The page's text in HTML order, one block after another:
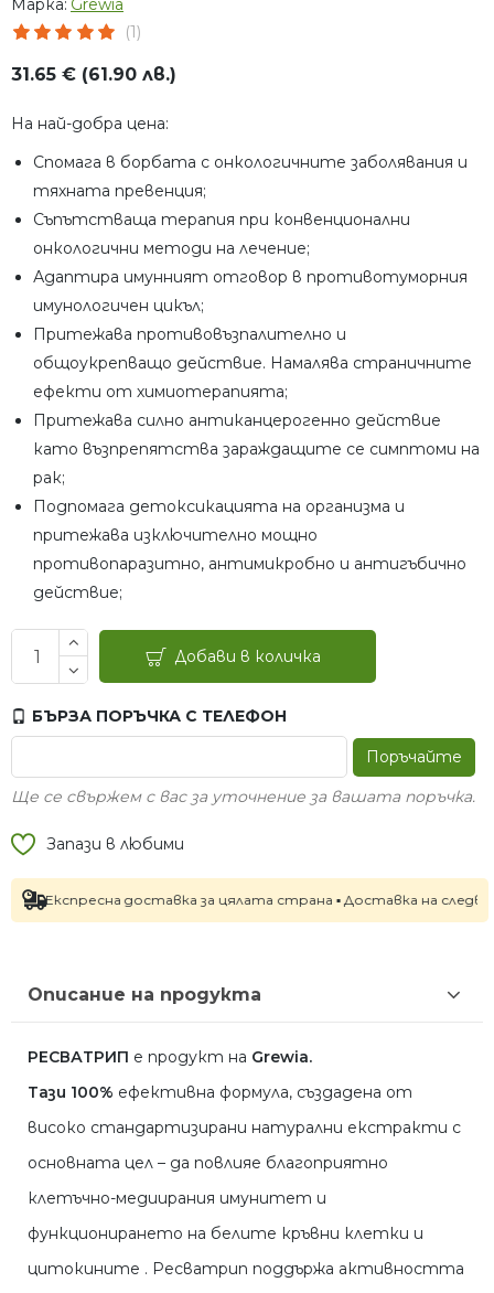
Марка: Grewia
(1)
31.65 € (61.90 лв.)
На най-добра цена:
Спомага в борбата с онкологичните заболявания и
тяхната превенция;
Съпътстваща терапия при конвенционални
онкологични методи на лечение;
Адаптира имунният отговор в противотуморния
имунологичен цикъл;
Притежава противовъзпалително и
общоукрепващо действие. Намалява страничните
ефекти от химиотерапията;
Притежава силно антиканцерогенно действие
като възпрепятства зараждащите се симптоми на
рак;
Подпомага детоксикацията на организма и
притежава изключително мощно
противопаразитно, антимикробно и антигъбично
действие;
Добави в количка
БЪРЗА ПОРЪЧКА С ТЕЛЕФОН
Поръчайте
Ще се свържем с вас за уточнение за вашата поръчка.
Запази в любими
доставка за цялата страна ▪ Доставка на следващия
Описание на продукта
РЕСВАТРИП е продукт на Grewia.
Тази 100% ефективна формула, създадена от
високо стандартизирани натурални екстракти с
основната цел – да повлияе благоприятно
клетъчно-медиирания имунитет и
функционирането на белите кръвни клетки и
цитокините . Ресватрип поддържа активността